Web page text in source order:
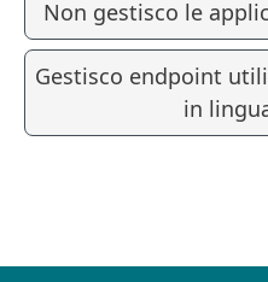
Non gestisco le
Gestisco endpoint
in